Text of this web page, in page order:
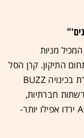
מניות
ונכנס לתחום התיקון. קרן הסל
VanEck Social Sentiment, המוכרת בכינויה BUZZ
חברתיות,
ירדה בכ־18%. מניות גיימסטופ ו־AMC ירדו אפילו יותר-